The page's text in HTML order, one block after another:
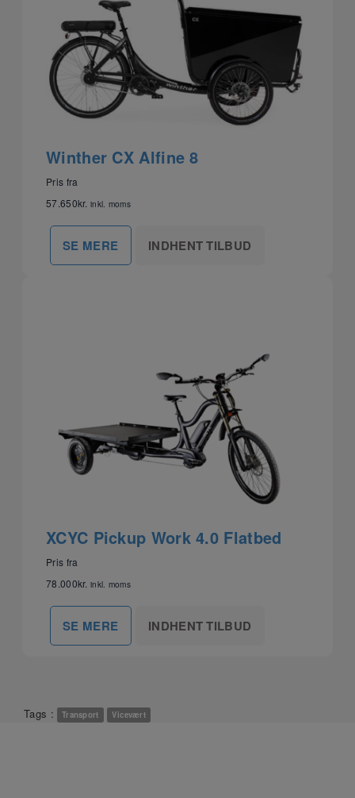
Winther CX Alfine 8
Pris fra
57.650kr. inkl. moms
SE MERE INDHENT TILBUD
XCYC Pickup Work 4.0 Flatbed
Pris fra
78.000kr. inkl. moms
SE MERE INDHENT TILBUD
Tags : Transport Vicevært